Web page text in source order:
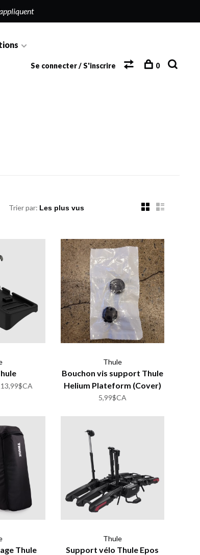
Se connecter / S'inscrire 0
Trier par:
Thule
Bouchon vis support Thule
Helium Plateform (Cover)
5,99$CA
Thule
Thule
Support vélo Thule Epos